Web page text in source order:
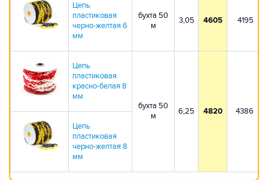
Цепь
пластиковая
черно-желтая 6
мм
бухта 50
м
3,05 4605 4195
Цепь
пластиковая
красно-белая 8
мм
бухта 50
м
6,25 4820
4386
Цепь
пластиковая
черно-желтая 8
мм